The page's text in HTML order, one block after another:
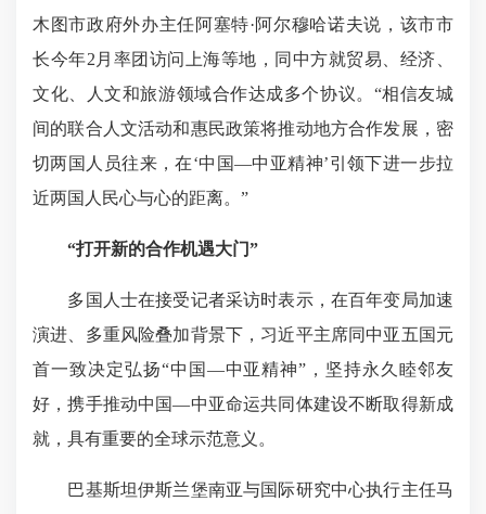
木图市政府外办主任阿塞特·阿尔穆哈诺夫说，该市市
长今年2月率团访问上海等地，同中方就贸易、经济、
文化、人文和旅游领域合作达成多个协议。“相信友城
间的联合人文活动和惠民政策将推动地方合作发展，密
切两国人员往来，在‘中国—中亚精神’引领下进一步拉
近两国人民心与心的距离。”
“打开新的合作机遇大门”
多国人士在接受记者采访时表示，在百年变局加速
演进、多重风险叠加背景下，习近平主席同中亚五国元
首一致决定弘扬“中国—中亚精神”，坚持永久睦邻友
好，携手推动中国—中亚命运共同体建设不断取得新成
就，具有重要的全球示范意义。
巴基斯坦伊斯兰堡南亚与国际研究中心执行主任马